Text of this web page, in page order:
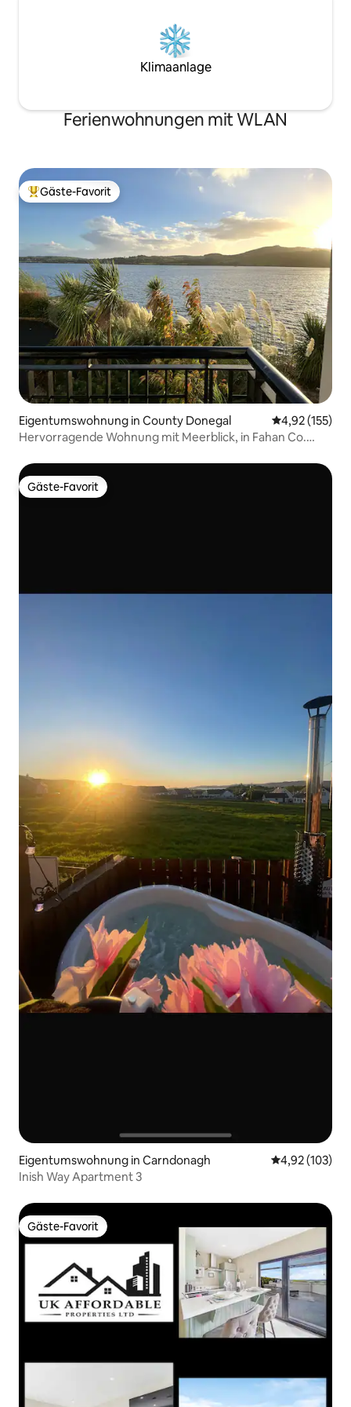
Klimaanlage
Ferienwohnungen mit WLAN
Beliebter Gäste-Favorit.
Gäste-Favorit
Eigentumswohnung in County Donegal
4,92 (155)
Hervorragende Wohnung mit Meerblick, in Fahan Co.
Gäste-Favorit
Gäste-Favorit
Eigentumswohnung in Carndonagh
4,92 (103)
Inish Way Apartment 3
Gäste-Favorit
Gäste-Favorit